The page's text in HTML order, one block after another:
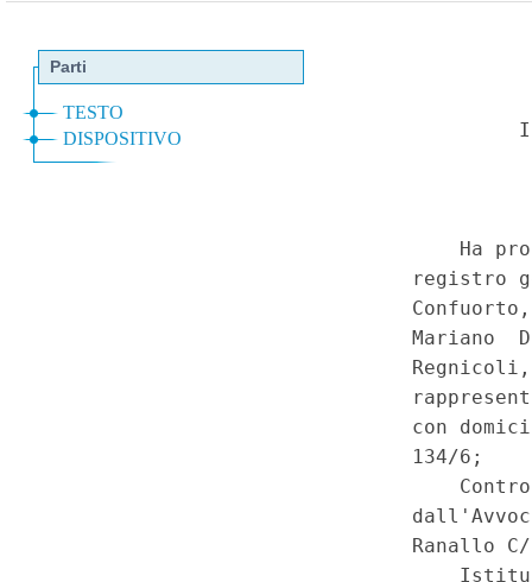
unico. (16C00049)
Costituzionale n.9 del 2-3-